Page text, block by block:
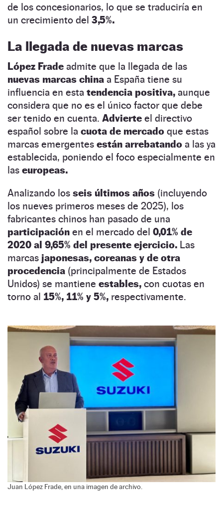
de los concesionarios, lo que se traduciría en
un crecimiento del 3,5%.
La llegada de nuevas marcas
López Frade admite que la llegada de las
nuevas marcas china a España tiene su
influencia en esta tendencia positiva, aunque
considera que no es el único factor que debe
ser tenido en cuenta. Advierte el directivo
español sobre la cuota de mercado que estas
marcas emergentes están arrebatando a las ya
establecida, poniendo el foco especialmente en
las europeas.
Analizando los seis últimos años (incluyendo
los nueves primeros meses de 2025), los
fabricantes chinos han pasado de una
participación en el mercado del 0,01% de
2020 al 9,65% del presente ejercicio. Las
marcas japonesas, coreanas y de otra
procedencia (principalmente de Estados
Unidos) se mantiene estables, con cuotas en
torno al 15%, 11% y 5%, respectivamente.
Juan López Frade, en una imagen de archivo.